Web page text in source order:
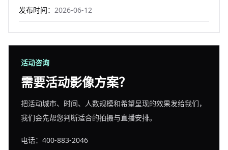
发布时间： 2026-06-12
活动咨询
需要活动影像方案？
把活动城市、时间、人数规模和希望呈现的效果发给我们，
我们会先帮您判断适合的拍摄与直播安排。
电话：400-883-2046